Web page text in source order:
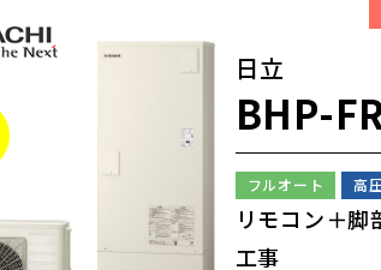
日立
BHP-
フルオート 高
リモコン＋脚
工事